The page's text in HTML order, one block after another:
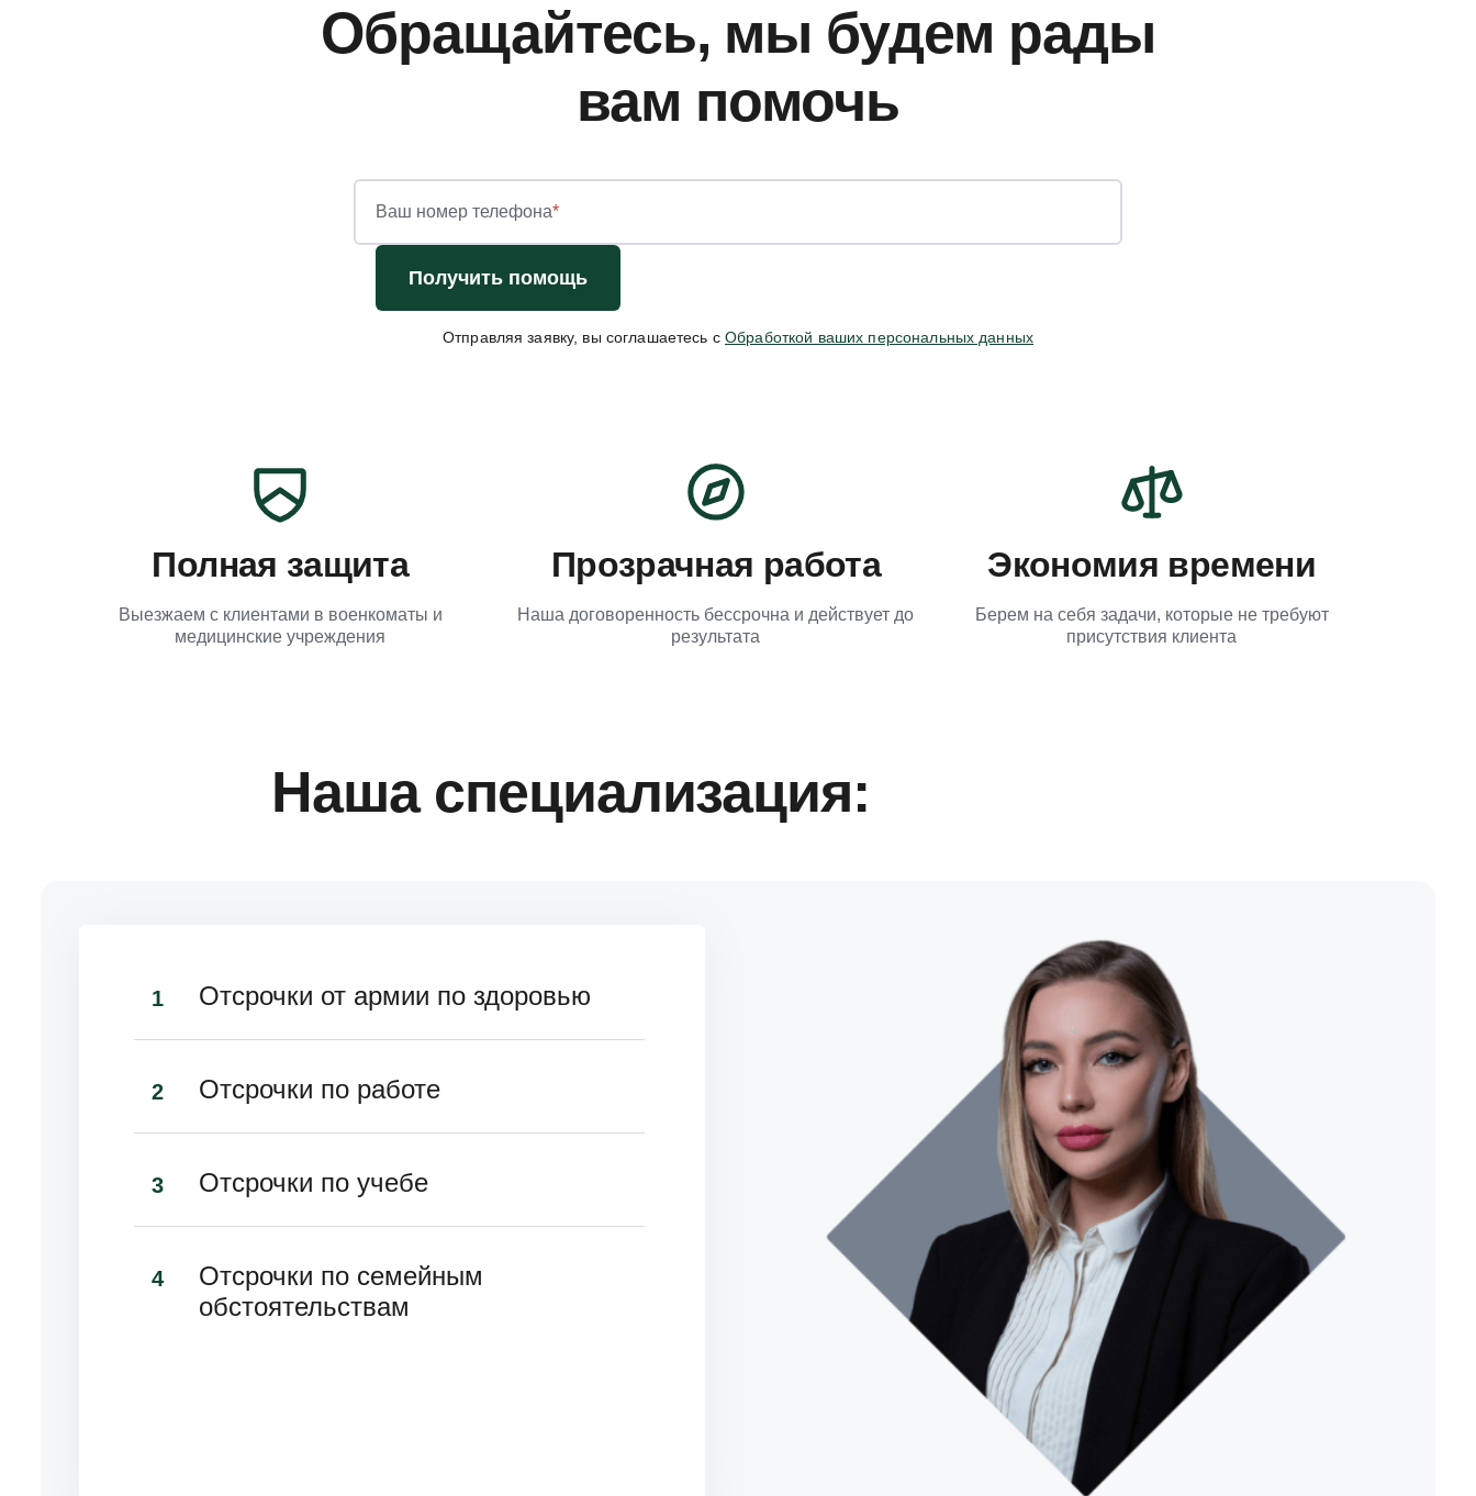
Обращайтесь, мы будем рады
вам помочь
Ваш номер телефона*
Получить помощь
Отправляя заявку, вы соглашаетесь с Обработкой ваших персональных данных
Полная защита
Выезжаем с клиентами в военкоматы и
медицинские учреждения
Прозрачная работа
Наша договоренность бессрочна и действует до
результата
Экономия времени
Берем на себя задачи, которые не требуют
присутствия клиента
Наша специализация:
1 Отсрочки от армии по здоровью
2 Отсрочки по работе
3 Отсрочки по учебе
4
Отсрочки по семейным
обстоятельствам